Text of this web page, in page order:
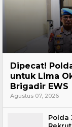
Dipecat!
untuk Lima
Brigadir EWS
Agustus 07, 2026
Polda